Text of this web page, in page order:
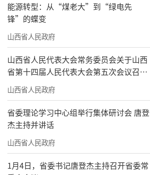
能源转型：从“煤老大”到“绿电先
锋”的蝶变
山西省人民政府
山西省人民代表大会常务委员会关于山西
省第十四届人民代表大会第五次会议召开
时间的决定
山西省人民政府
省委理论学习中心组举行集体研讨会 唐登
杰主持并讲话
山西省人民政府
1月4日，省委书记唐登杰主持召开省委常